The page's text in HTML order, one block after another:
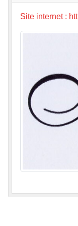
Site internet :